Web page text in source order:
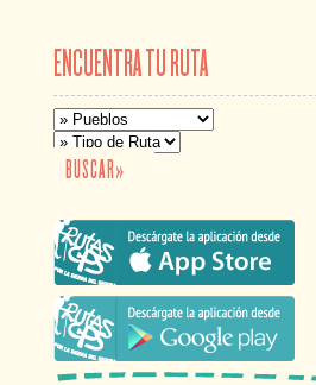
ENCUENTRA TU RUTA